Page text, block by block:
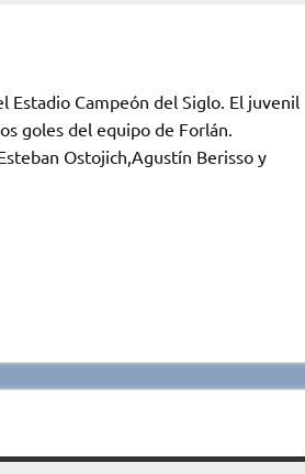
Estadio Campeón del Siglo. El juvenil
goles del equipo de Forlán.
Ostojich,Agustín Berisso y